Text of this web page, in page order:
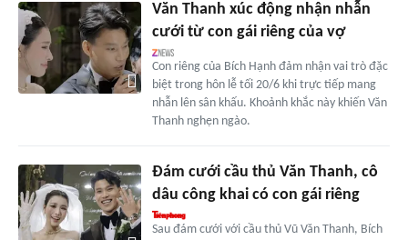
Văn Thanh xúc động nhận nhẫn
cưới từ con gái riêng của vợ
Con riêng của Bích Hạnh đảm nhận vai trò đặc
biệt trong hôn lễ tối 20/6 khi trực tiếp mang
nhẫn lên sân khấu. Khoảnh khắc này khiến Văn
Thanh nghẹn ngào.
Đám cưới cầu thủ Văn Thanh, cô
dâu công khai có con gái riêng
Sau đám cưới với cầu thủ Vũ Văn Thanh, Bích